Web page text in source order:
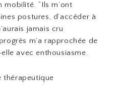
mobilité. “Ils m’ont
postures, d’accéder à
jamais cru
m’a rapprochée de
avec enthousiasme.
thérapeutique